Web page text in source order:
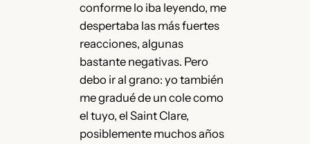
conforme lo iba leyendo, me
despertaba las más fuertes
reacciones, algunas
bastante negativas. Pero
debo ir al grano: yo también
me gradué de un cole como
el tuyo, el Saint Clare,
posiblemente muchos años